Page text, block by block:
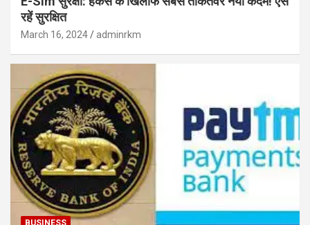
रहें सुरक्षित
March 16, 2024 adminrkm